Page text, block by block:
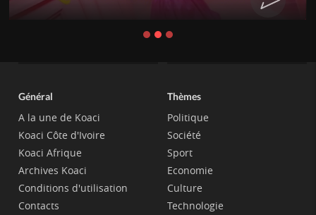
Général
A la une de Koaci
Koaci Côte d'Ivoire
Koaci Afrique
Archives Koaci
Conditions d'utilisation
Contacts
Thèmes
Politique
Société
Sport
Economie
Culture
Technologie